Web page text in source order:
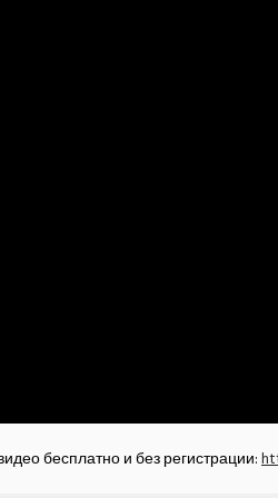
бесплатно и без регистрации: